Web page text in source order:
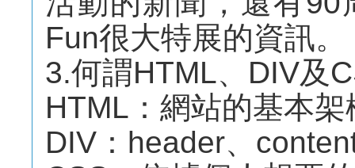
Fun很大特展的資訊。
3.何謂HTML、DIV及
HTML：網站的基本架
DIV：header、